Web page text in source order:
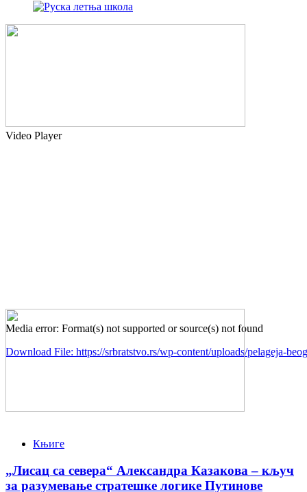
Video Player
Media error: Format(s) not supported or source(s) not found
Download File: https://srbratstvo.rs/wp-content/uploads/pelageja-
Књиге
„Лисац са севера“ Александра Казакова – кључ
за разумевање стратешке логике Путинове